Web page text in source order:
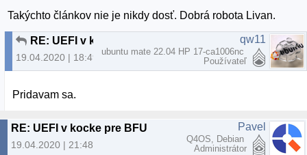
Takýchto článkov nie je nikdy dosť. Dobrá robota Livan.
RE: UEFI v kocke pre BFU
19.04.2020 | 18:49
qw11
ubuntu mate 22.04 HP 17-ca1006nc
Používateľ
Pridavam sa.
RE: UEFI v kocke pre BFU
19.04.2020 | 21:48
Pavel
Q4OS, Debian
Administrátor